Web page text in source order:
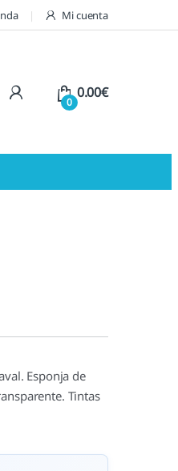
Mi cuenta
My Account
0
0.00€
Esponja de
Tintas